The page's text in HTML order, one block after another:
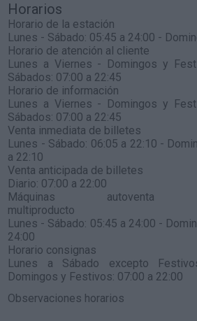
Horarios
Horario de la estación
Lunes - Sábado: 05:45 a 24:00 -
Horario de atención al cliente
Lunes a Viernes - Domingos y
Sábados: 07:00 a 22:45
Horario de información
Lunes a Viernes - Domingos y
Sábados: 07:00 a 22:45
Venta inmediata de billetes
Lunes - Sábado: 06:05 a 22:10 -
a 22:10
Venta anticipada de billetes
Diario: 07:00 a 22:00
Máquinas autoventa
multiproducto
Lunes - Sábado: 05:45 a 24:00 -
24:00
Horario consignas
Lunes a Sábado excepto
Domingos y Festivos: 07:00 a 22:00
Observaciones horarios